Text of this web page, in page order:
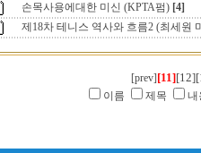
손목사용에대한 미신 (KPTA펌) [4]
제18차 테니스 역사와 흐름2 (최세원
[prev] [11][12]
이름
제목 내